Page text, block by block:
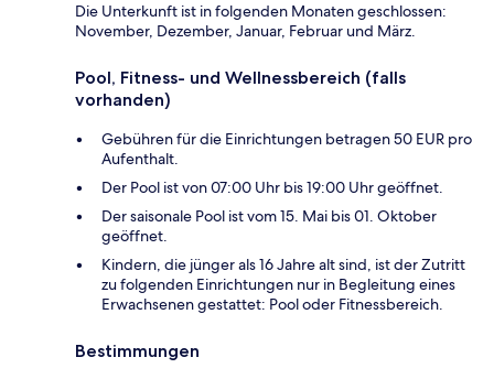
Die Unterkunft ist in folgenden Monaten geschlossen:
November, Dezember, Januar, Februar und März.
Pool, Fitness- und Wellnessbereich (falls
vorhanden)
Gebühren für die Einrichtungen betragen 50 EUR pro
Aufenthalt.
Der Pool ist von 07:00 Uhr bis 19:00 Uhr geöffnet.
Der saisonale Pool ist vom 15. Mai bis 01. Oktober
geöffnet.
Kindern, die jünger als 16 Jahre alt sind, ist der Zutritt
zu folgenden Einrichtungen nur in Begleitung eines
Erwachsenen gestattet: Pool oder Fitnessbereich.
Bestimmungen